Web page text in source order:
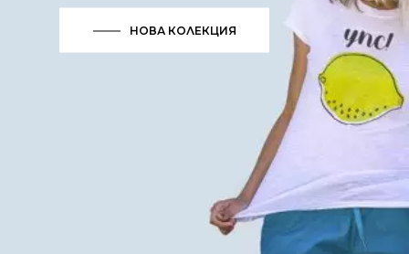
НОВА КОЛЕКЦИЯ